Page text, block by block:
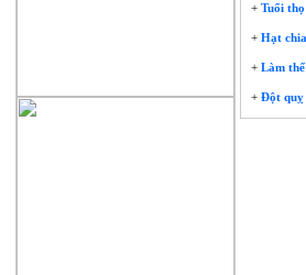
+ Tuổi
+ Hạt
+ Làm
+ Đột quỵ